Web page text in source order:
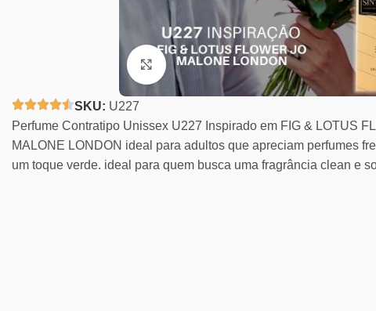
Clique para ampliar
SKU: U227
Perfume Contratipo Unissex U227 Inspirado em FIG & LOTUS
MALONE LONDON ideal para adultos que apreciam perfumes
um toque verde. ideal para quem busca uma fragrância clean e